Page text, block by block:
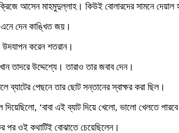
আসেন মাহমুদুল্লাহ। কিউই বোলারদের সামনে দেয়াল
এনে দেন কাঙ্খিত জয়।
উদযাপন করেন শতরান।
তাদরে উদ্দেশ্যে। তারাও তার জবাব দেন।
ব্যাটের পেছনে তার ছোট সন্তানের স্বাক্ষর করা ছিল।
‘বাবা এই ব্যাট দিয়ে খেলো, ভালো খেলতে
পর ওই কথাটিই বোঝাতে চেয়েছিলেন।